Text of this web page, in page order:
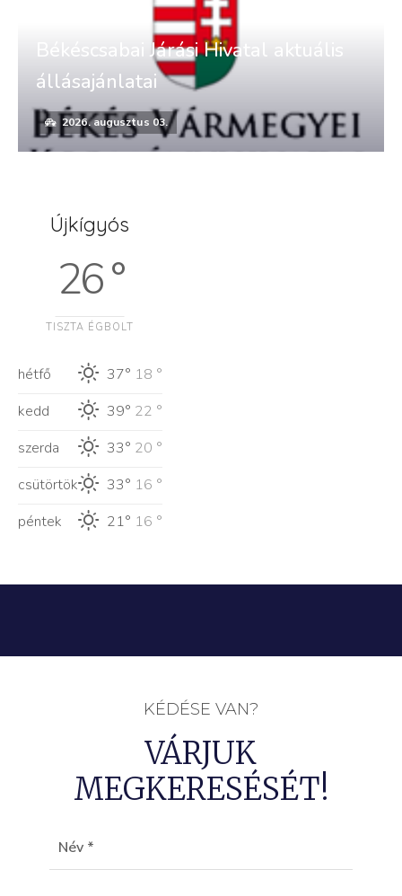
Békéscsabai Járási Hivatal aktuális
állásajánlatai
2026. augusztus 03.
Újkígyós
26 °
TISZTA ÉGBOLT
hétfő 37° 18 °
kedd
39° 22 °
szerda
33° 20 °
csütörtök
33° 16 °
péntek
21° 16 °
KÉDÉSE VAN?
VÁRJUK
MEGKERESÉSÉT!